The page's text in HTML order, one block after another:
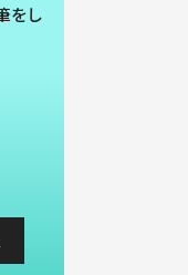
をし